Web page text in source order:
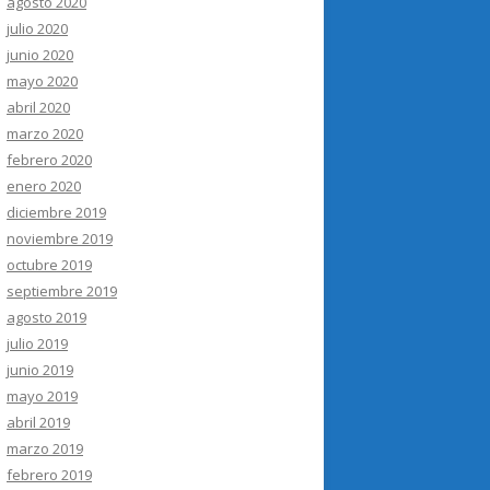
julio 2020
junio 2020
mayo 2020
abril 2020
marzo 2020
febrero 2020
enero 2020
diciembre 2019
noviembre 2019
octubre 2019
septiembre 2019
agosto 2019
julio 2019
junio 2019
mayo 2019
abril 2019
marzo 2019
febrero 2019